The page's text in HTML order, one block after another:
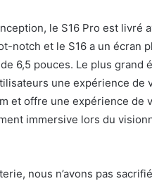
le S16 Pro est livré
notch et le S16 a un écran
6,5 pouces. Le plus grand
une expérience de
et offre une expérience de
immersive lors du
nous n’avons pas